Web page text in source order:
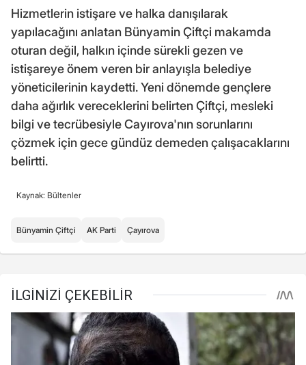
Hizmetlerin istişare ve halka danışılarak
yapılacağını anlatan Bünyamin Çiftçi makamda
oturan değil, halkın içinde sürekli gezen ve
istişareye önem veren bir anlayışla belediye
yöneticilerinin kaydetti. Yeni dönemde gençlere
daha ağırlık vereceklerini belirten Çiftçi, mesleki
bilgi ve tecrübesiyle Cayırova'nın sorunlarını
çözmek için gece gündüz demeden çalışacaklarını
belirtti.
Kaynak: Bültenler
Bünyamin Çiftçi AK Parti Çayırova